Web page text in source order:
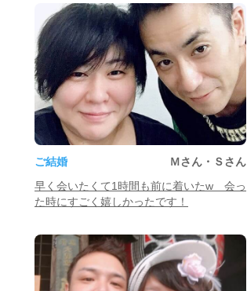
ご結婚
Ｍさん・Ｓさん
早く会いたくて1時間も前に着いたw 会っ
た時にすごく嬉しかったです！